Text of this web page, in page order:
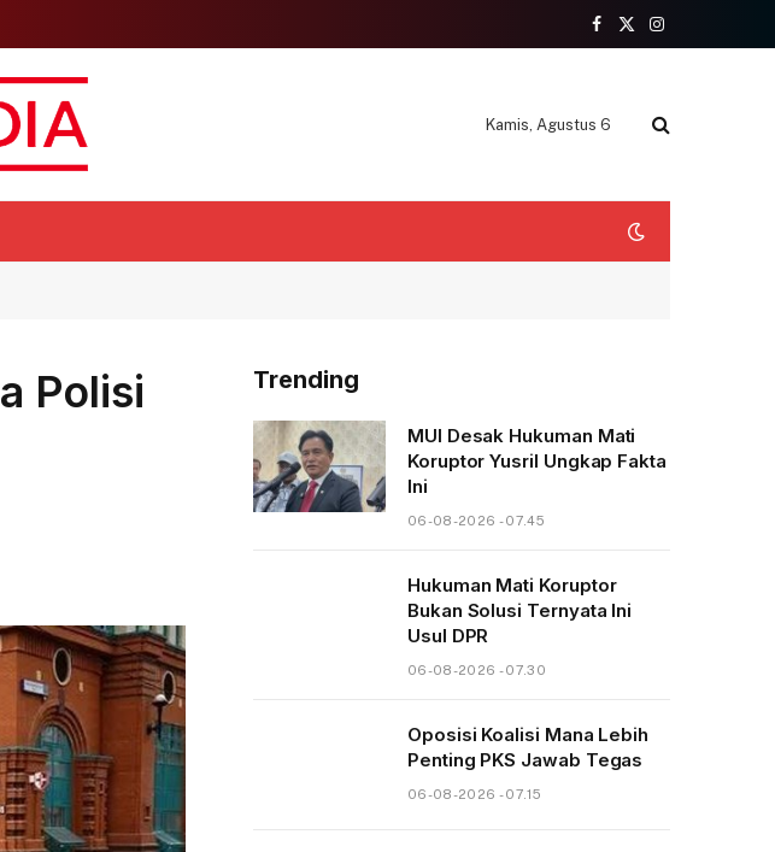
Facebook
X
Instagram
Kamis, Agustus 6
Polisi
Trending
MUI Desak Hukuman Mati
Koruptor Yusril Ungkap Fakta
Ini
06-08-2026 - 07.45
Hukuman Mati Koruptor
Bukan Solusi Ternyata Ini
Usul DPR
06-08-2026 - 07.30
Oposisi Koalisi Mana Lebih
Penting PKS Jawab Tegas
06-08-2026 - 07.15